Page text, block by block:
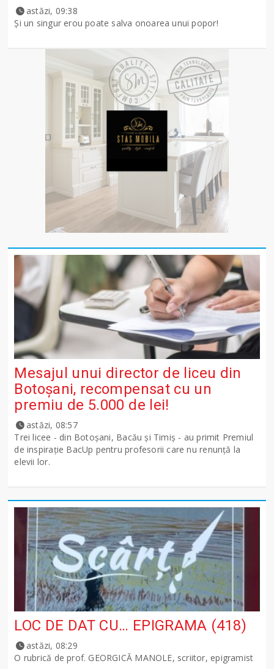
astăzi, 09:38
Și un singur erou poate salva onoarea unui popor!
Mesajul unui director de liceu din
Botoșani, recompensat cu un
premiu de 5.000 de lei!
astăzi, 08:57
Trei licee - din Botoșani, Bacău și Timiș - au primit Premiul
de inspirație BacUp pentru profesorii care nu renunță la
elevii lor.
LOC DE DAT CU… EPIGRAMA (418)
astăzi, 08:29
O rubrică de prof. GEORGICĂ MANOLE, scriitor, epigramist